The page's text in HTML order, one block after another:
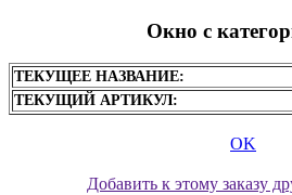
Окно с
ТЕКУЩЕЕ НАЗВАНИЕ:
ТЕКУЩИЙ АРТИКУЛ:
OK
Добавить к этому заказу